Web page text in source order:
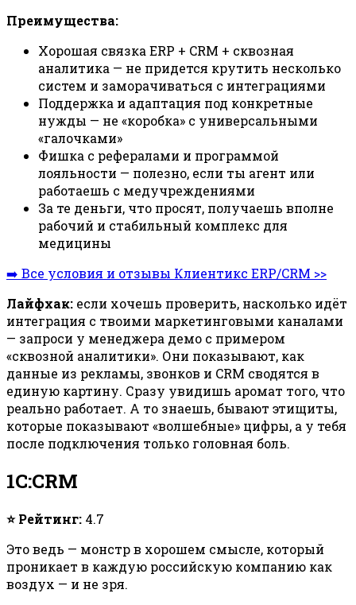
Преимущества:
Хорошая связка ERP + CRM + сквозная
аналитика — не придется крутить несколько
систем и заморачиваться с интеграциями
Поддержка и адаптация под конкретные
нужды — не «коробка» с универсальными
«галочками»
Фишка с рефералами и программой
лояльности — полезно, если ты агент или
работаешь с медучреждениями
За те деньги, что просят, получаешь вполне
рабочий и стабильный комплекс для
медицины
➡️ Все условия и отзывы Клиентикс ERP/CRM >>
Лайфхак: если хочешь проверить, насколько идёт
интеграция с твоими маркетинговыми каналами
— запроси у менеджера демо с примером
«сквозной аналитики». Они показывают, как
данные из рекламы, звонков и CRM сводятся в
единую картину. Сразу увидишь аромат того, что
реально работает. А то знаешь, бывают этищиты,
которые показывают «волшебные» цифры, а у тебя
после подключения только головная боль.
1C:CRM
⭐ Рейтинг: 4.7
Это ведь — монстр в хорошем смысле, который
проникает в каждую российскую компанию как
воздух — и не зря.